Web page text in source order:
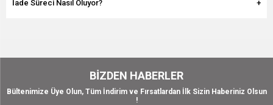
İade Süreci Nasıl Oluyor?
BIZDEN HABERLER
Bültenimize Üye Olun, Tüm İndirim ve Fırsatlardan İlk Sizin Haberiniz Olsun
!